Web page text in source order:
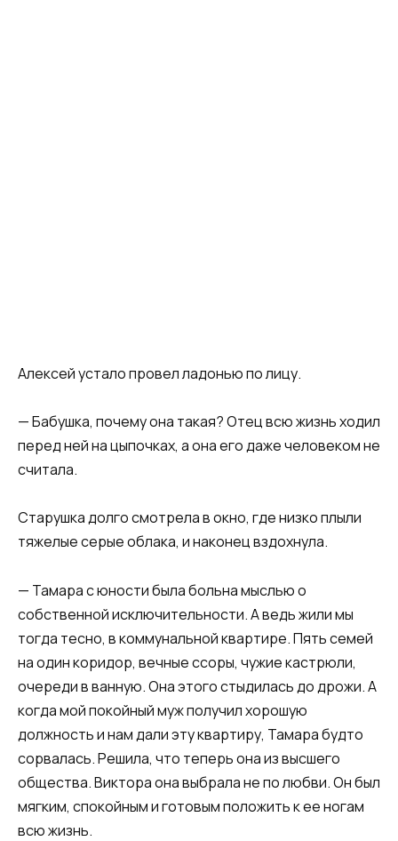
Алексей устало провел ладонью по лицу.
— Бабушка, почему она такая? Отец всю жизнь ходил
перед ней на цыпочках, а она его даже человеком не
считала.
Старушка долго смотрела в окно, где низко плыли
тяжелые серые облака, и наконец вздохнула.
— Тамара с юности была больна мыслью о
собственной исключительности. А ведь жили мы
тогда тесно, в коммунальной квартире. Пять семей
на один коридор, вечные ссоры, чужие кастрюли,
очереди в ванную. Она этого стыдилась до дрожи. А
когда мой покойный муж получил хорошую
должность и нам дали эту квартиру, Тамара будто
сорвалась. Решила, что теперь она из высшего
общества. Виктора она выбрала не по любви. Он был
мягким, спокойным и готовым положить к ее ногам
всю жизнь.